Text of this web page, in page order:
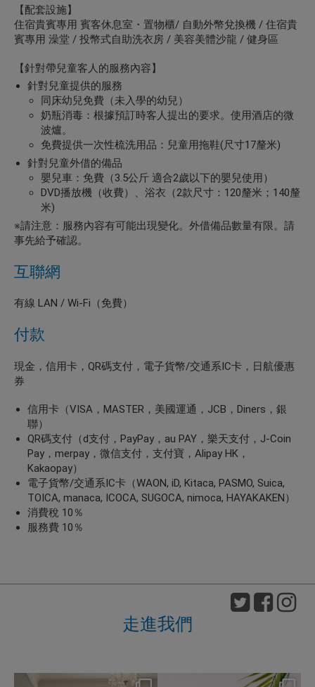
【配套設施】
住宿貴賓專用 賓客休息室・置物櫃/ 自動外幣兌換機 / 住宿貴
賓專用 澡堂 / 投幣式自助洗衣房 / 美容美體沙龍 / 健身區
【針對帶兒童客人的服務內容】
針對兒童提供的服務
同床幼兒免費（未入學的幼兒）
奶瓶消毒：根據預訂時客人提出的要求。使用酒店的微
波爐。
免費提供一次性梳洗用品：兒童用拖鞋(尺寸17釐米)
針對兒童外借的備品
嬰兒車：免費（3.5公斤 適合2歲以下的嬰兒使用）
DVD播放機（收費）、浴衣（2款尺寸：120釐米；140釐
米)
※請注意：服務內容有可能出現變化。外借備品數量有限。請
事先給予確認。
互聯網
有線 LAN / Wi-Fi（免費）
付款
現金，信用卡，QR碼支付，電子貨幣/交通系IC卡，日航優惠
券
信用卡（VISA，MASTER，美國運通，JCB，Diners，銀
聯）
QR碼支付（d支付，PayPay，au PAY，樂天支付，J-Coin
Pay，merpay，微信支付，支付寶，Alipay HK，
Kakaopay）
電子貨幣/交通系IC卡（WAON, iD, Kitaca, PASMO, Suica,
TOICA, manaca, ICOCA, SUGOCA, nimoca, HAYAKAKEN）
消費稅 10％
服務費 10％
走進我們
nikko_hotels
nikko_hotels